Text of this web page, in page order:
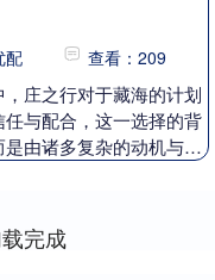
配 查看：209
庄之行对于藏海的计划
与配合，这一选择的背
由诸多复杂的动机与心
完成